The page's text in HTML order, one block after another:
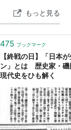
ます。ベト
もっと見る
475 ブックマーク
【終戦の日】「日本
ン」とは 歴史家・磯
現代史をひも解く